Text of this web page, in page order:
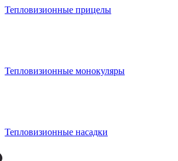
Тепловизионные прицелы
Тепловизионные монокуляры
Тепловизионные насадки